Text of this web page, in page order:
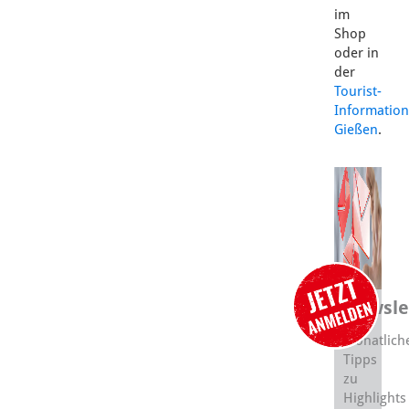
im
Shop
oder in
der
Tourist-
Information
Gießen.
Tipps
zu
Highlights